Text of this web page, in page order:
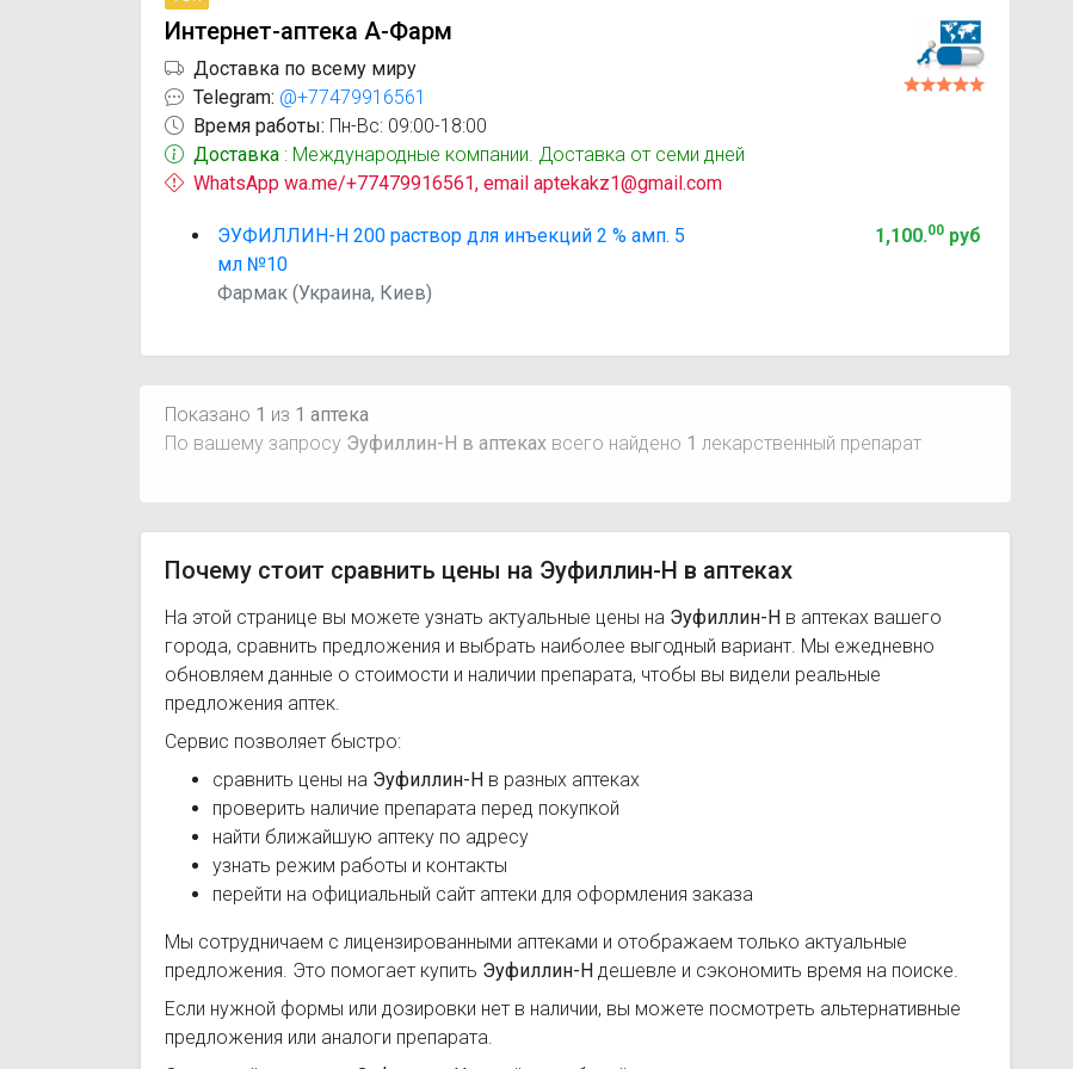
Интернет-аптека А-Фарм
Доставка по всему миру
Telegram: @+77479916561
Время работы: Пн-Вс: 09:00-18:00
Доставка : Международные компании. Доставка от семи дней
WhatsApp wa.me/+77479916561, email aptekakz1@gmail.com
ЭУФИЛЛИН-Н 200 раствор для инъекций 2 % амп. 5
мл №10
Фармак (Украина, Киев)
1,100.00руб
Показано 1 из 1 аптека
По вашему запросу Эуфиллин-Н в аптеках всего найдено 1 лекарственный препарат
Почему стоит сравнить цены на Эуфиллин-Н в аптеках
На этой странице вы можете узнать актуальные цены на Эуфиллин-Н в аптеках вашего
города, сравнить предложения и выбрать наиболее выгодный вариант. Мы ежедневно
обновляем данные о стоимости и наличии препарата, чтобы вы видели реальные
предложения аптек.
Сервис позволяет быстро:
сравнить цены на Эуфиллин-Н в разных аптеках
проверить наличие препарата перед покупкой
найти ближайшую аптеку по адресу
узнать режим работы и контакты
перейти на официальный сайт аптеки для оформления заказа
Мы сотрудничаем с лицензированными аптеками и отображаем только актуальные
предложения. Это помогает купить Эуфиллин-Н дешевле и сэкономить время на поиске.
Если нужной формы или дозировки нет в наличии, вы можете посмотреть альтернативные
предложения или аналоги препарата.